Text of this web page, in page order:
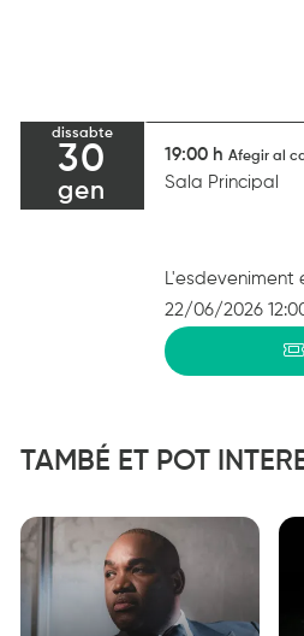
dissabte
30
gen
19:00 h Afegir al
Sala Principal
L'esdeveniment
22/06/2026
TAMBÉ ET POT